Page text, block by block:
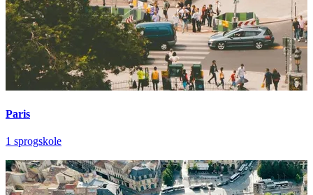
Paris
1 sprogskole